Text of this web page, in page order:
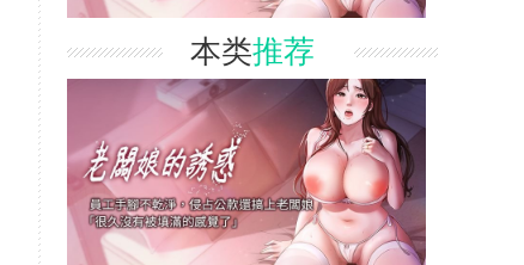
本类推荐